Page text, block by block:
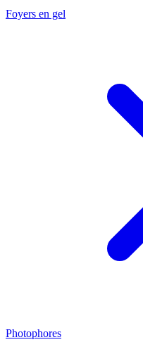
Foyers en gel
Photophores